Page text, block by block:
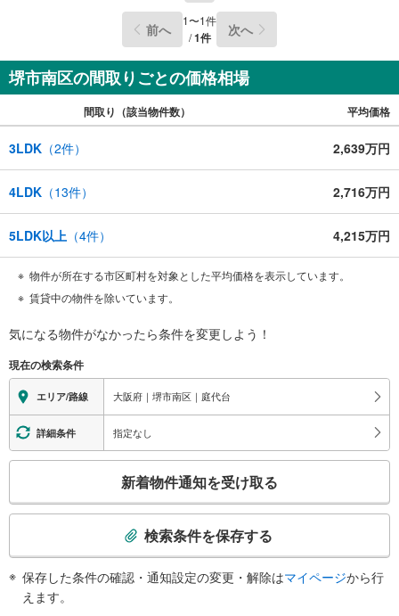
前へ 1〜1件
/1件 次へ
堺市南区の間取りごとの価格相場
間取り（該当物件数） 平均価格
3LDK （2件） 2,639万円
4LDK （13件） 2,716万円
5LDK以上 （4件） 4,215万円
物件が所在する市区町村を対象とした平均価格を表示しています。
賃貸中の物件を除いています。
気になる物件がなかったら条件を変更しよう！
現在の検索条件
エリア/路線 大阪府｜堺市南区｜庭代台
詳細条件 指定なし
検
新着物件通知を受け取る
検索条件を保存する
保存した条件の確認・通知設定の変更・解除はマイページから行
えます。